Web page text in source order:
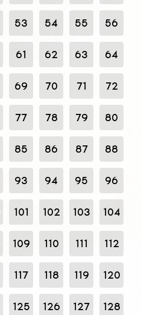
53 54 55 56
61 62 63 64
69 70 71 72
77 78 79 80
85 86 87 88
93 94 95 96
101 102 103 104
109 110 111 112
117 118 119 120
125 126 127 128